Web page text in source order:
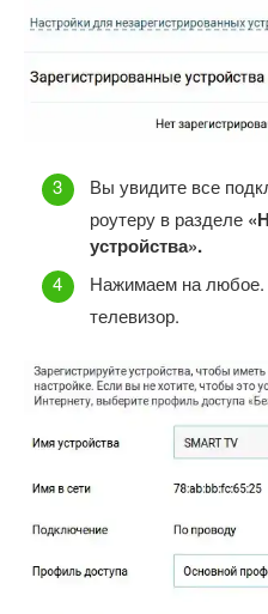
Вы увидите все
роутеру в разделе
устройства».
Нажимаем на
телевизор.